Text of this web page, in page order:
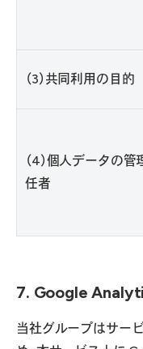
（3）共同利用の目的
（4）個人データの管
任者
7. Google
当社グループはサー